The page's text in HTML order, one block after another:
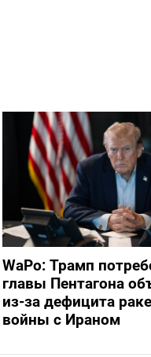
WaPo: Трамп
главы Пентагона
из-за дефицита
войны с Ираном